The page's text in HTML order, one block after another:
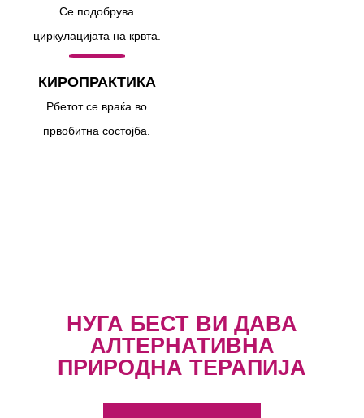
Се подобрува
циркулацијата на крвта.
КИРОПРАКТИКА
Рбетот се враќа во
првобитна состојба.
НУГА БЕСТ ВИ ДАВА
АЛТЕРНАТИВНА
ПРИРОДНА ТЕРАПИЈА